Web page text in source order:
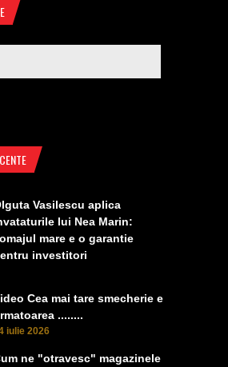
Vasilescu aplica
lui Nea Marin:
mare e o garantie
investitori
Cea mai tare smecherie e
........
iulie 2026
ne "otravesc" magazinele